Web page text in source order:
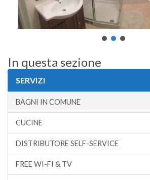
In questa sezione
SERVIZI
BAGNI IN COMUNE
CUCINE
DISTRIBUTORE SELF-SERVICE
FREE WI-FI & TV